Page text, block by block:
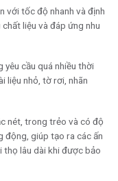
với tốc độ nhanh và định
liệu và đáp ứng nhu
yêu cầu quá nhiều thời
liệu nhỏ, tờ rơi, nhãn
nét, trong trẻo và có độ
động, giúp tạo ra các ấn
lâu dài khi được bảo